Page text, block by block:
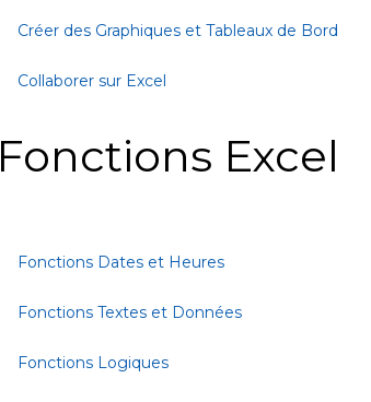
Créer des Graphiques et Tableaux de Bord
Collaborer sur Excel
Fonctions Excel
Fonctions Dates et Heures
Fonctions Textes et Données
Fonctions Logiques